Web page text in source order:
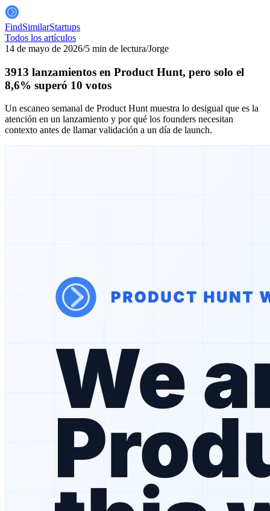
FindSimilarStartups
Todos los artículos
14 de mayo de 2026/5 min de lectura/Jorge
3913 lanzamientos en Product Hunt, pero solo el
8,6% superó 10 votos
Un escaneo semanal de Product Hunt muestra lo desigual que es la
atención en un lanzamiento y por qué los founders necesitan
contexto antes de llamar validación a un día de launch.